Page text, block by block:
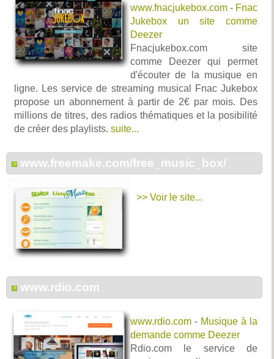
www.fnacjukebox.com - Fnac
Jukebox un site comme
Deezer
Fnacjukebox.com site
comme Deezer qui permet
d'écouter de la musique en
ligne. Les service de streaming musical Fnac Jukebox
propose un abonnement à partir de 2€ par mois. Des
millions de titres, des radios thématiques et la posibilité
de créer des playlists. suite...
www.freemake.com/free_music_box/
>> Voir le site...
www.rdio.com
www.rdio.com - Musique à la
demande comme Deezer
Rdio.com le service de